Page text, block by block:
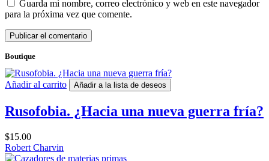
Guarda mi nombre, correo electrónico y web en este navegador
para la próxima vez que comente.
Boutique
Añadir al carrito Añadir a la lista de deseos
Rusofobia. ¿Hacia una nueva guerra fría?
$15.00
Robert Charvin